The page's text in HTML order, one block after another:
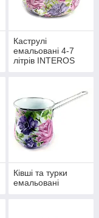
Каструлі
емальовані 4-7
літрів INTEROS
Ківші та турки
емальовані